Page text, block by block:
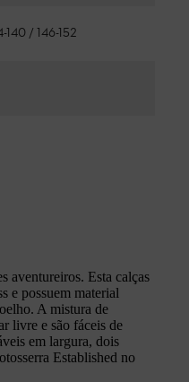
140 / 146-152
aventureiros. Esta calças
e possuem material
A mistura de
livre e são fáceis de
​​em largura, dois
Established no